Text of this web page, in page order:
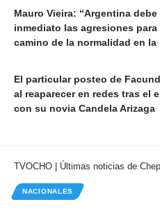
Mauro Vieira: “Argentina debe
inmediato las agresiones para
camino de la normalidad en la
El particular posteo de
al reaparecer en redes tras el
con su novia Candela Arizaga
TVOCHO | Últimas noticias de
NACIONALES